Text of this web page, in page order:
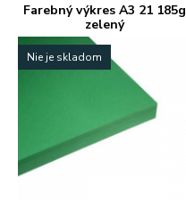
Farebný výkres A3 21 185g
zelený
Nie je skladom